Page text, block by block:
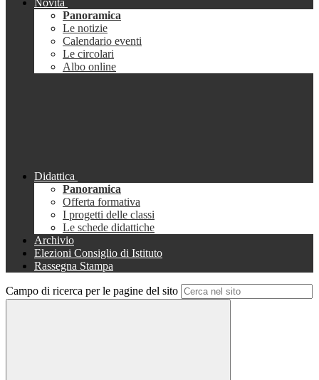
Novità
Panoramica
Le notizie
Calendario eventi
Le circolari
Albo online
Didattica
Panoramica
Offerta formativa
I progetti delle classi
Le schede didattiche
Archivio
Elezioni Consiglio di Istituto
Rassegna Stampa
Campo di ricerca per le pagine del sito